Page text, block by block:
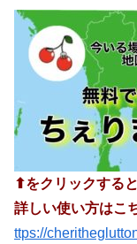
⬆︎をクリックする
詳しい使い方はこ
ttps://